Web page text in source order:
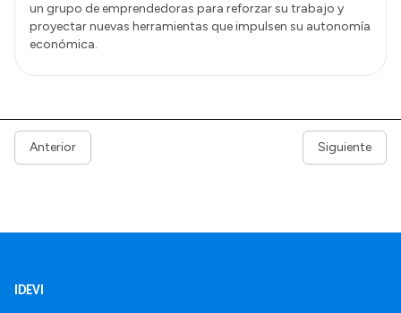
un grupo de emprendedoras para reforzar su trabajo y
proyectar nuevas herramientas que impulsen su autonomía
económica.
Anterior Siguiente
IDEVI